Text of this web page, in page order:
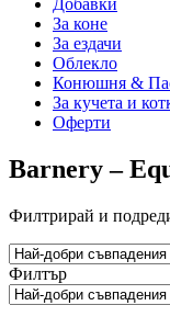
Добавки
За коне
За ездачи
Облекло
Конюшня &
За кучета и
Оферти
Barnery –
Филтрирай и
Филтър